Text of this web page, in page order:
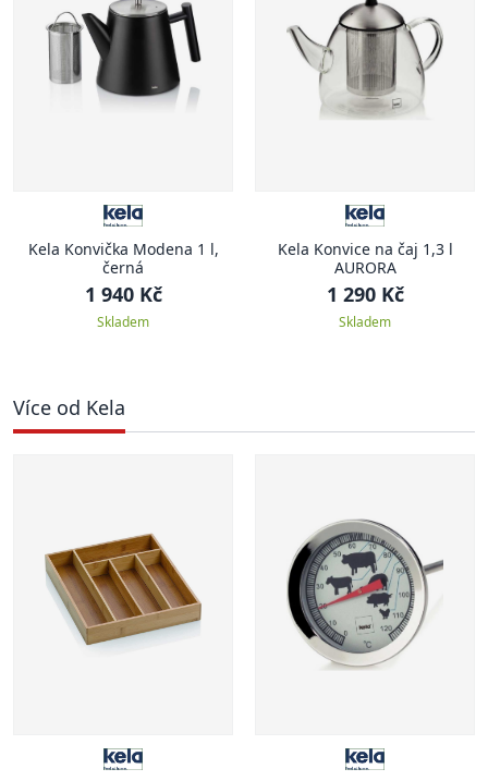
Kela Konvička Modena 1 l,
černá
1 940 Kč
Skladem
Kela Konvice na čaj 1,3 l
AURORA
1 290 Kč
Skladem
Více od Kela